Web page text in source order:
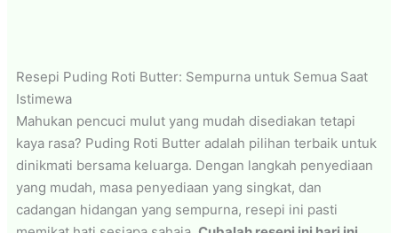
Resepi Puding Roti Butter: Sempurna untuk Semua Saat
Istimewa
Mahukan pencuci mulut yang mudah disediakan tetapi
kaya rasa? Puding Roti Butter adalah pilihan terbaik untuk
dinikmati bersama keluarga. Dengan langkah penyediaan
yang mudah, masa penyediaan yang singkat, dan
cadangan hidangan yang sempurna, resepi ini pasti